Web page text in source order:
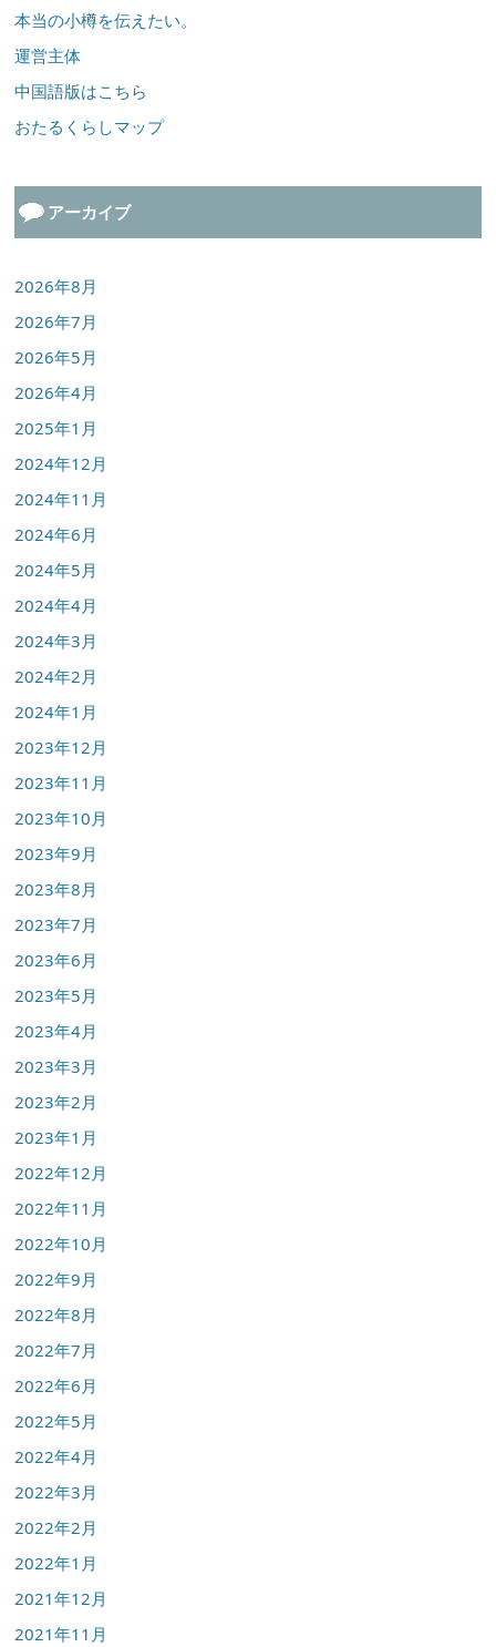
本当の小樽を伝えたい。
運営主体
中国語版はこちら
おたるくらしマップ
アーカイブ
2026年8月
2026年7月
2026年5月
2026年4月
2025年1月
2024年12月
2024年11月
2024年6月
2024年5月
2024年4月
2024年3月
2024年2月
2024年1月
2023年12月
2023年11月
2023年10月
2023年9月
2023年8月
2023年7月
2023年6月
2023年5月
2023年4月
2023年3月
2023年2月
2023年1月
2022年12月
2022年11月
2022年10月
2022年9月
2022年8月
2022年7月
2022年6月
2022年5月
2022年4月
2022年3月
2022年2月
2022年1月
2021年12月
2021年11月